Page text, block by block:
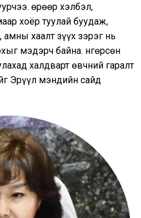
Өөрөөр хэлбэл,
хоёр туулай буудаж,
хаалт зүүх зэрэг нь
мэдэрч байна. Өнгөрсөн
халдварт өвчний гаралт
Эрүүл мэндийн сайд